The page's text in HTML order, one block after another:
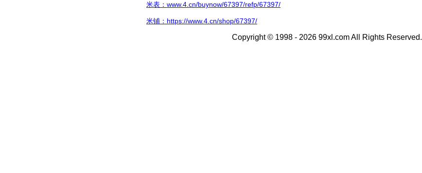
米表：www.4.cn/buynow/67397/refp/67397/
米铺：https://www.4.cn/shop/67397/
Copyright © 1998 - 2026 99xl.com All Rights Reserved.